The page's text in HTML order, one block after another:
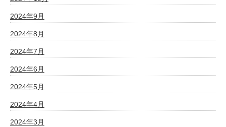
2024年9月
2024年8月
2024年7月
2024年6月
2024年5月
2024年4月
2024年3月